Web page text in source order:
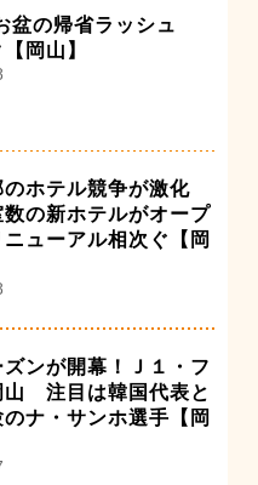
の帰省ラッシュ
岡山】
のホテル競争が激化
の新ホテルがオープ
ューアル相次ぐ【岡
ンが開幕！Ｊ１・フ
山 注目は韓国代表と
ナ・サンホ選手【岡